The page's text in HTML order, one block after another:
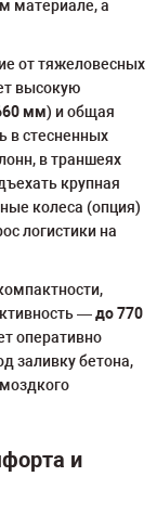
материале, а
от тяжеловесных
высокую
мм) и общая
в стесненных
в траншеях
крупная
колеса (опция)
логистики на
—до 770
оперативно
заливку бетона,
и